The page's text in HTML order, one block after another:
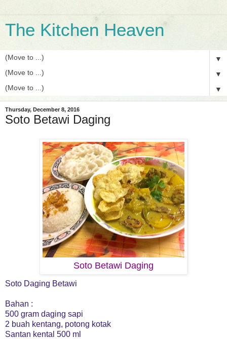
The Kitchen Heaven
▼
▼
▼
Thursday, December 8, 2016
Soto Betawi Daging
Soto Betawi Daging
Soto Daging Betawi
Bahan :
500 gram daging sapi
2 buah kentang, potong kotak
Santan kental 500 ml